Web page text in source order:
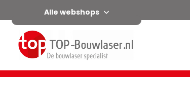
Alle webshops
Afschot